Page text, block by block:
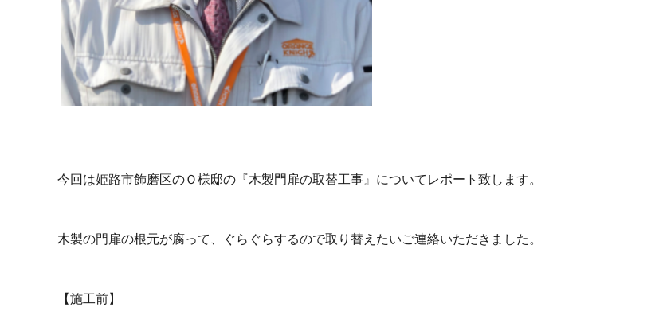
今回は姫路市飾磨区のＯ様邸の『木製門扉の取替工事』についてレポート致します。
木製の門扉の根元が腐って、ぐらぐらするので取り替えたいご連絡いただきました。
【施工前】